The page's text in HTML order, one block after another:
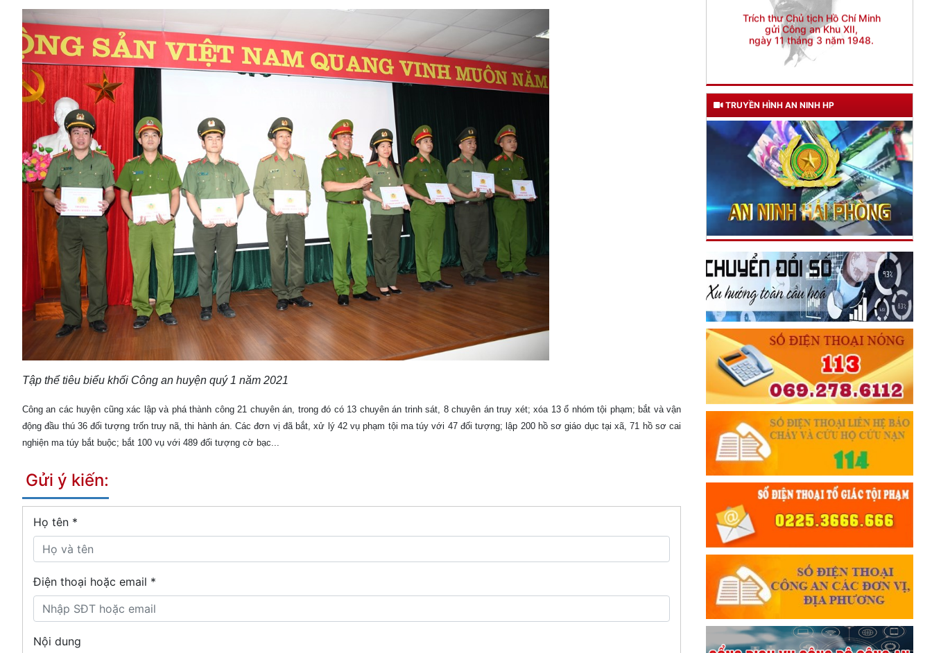
Tập thể tiêu biểu khối Công an huyện quý 1 năm 2021
Công an các huyện cũng xác lập và phá thành công 21 chuyên án, trong đó có 13 chuyên án trinh sát, 8 chuyên án truy xét; xóa 13 ổ nhóm tội phạm; bắt và vận
động đầu thú 36 đối tượng trốn truy nã, thi hành án. Các đơn vị đã bắt, xử lý 42 vụ phạm tội ma túy với 47 đối tượng; lập 200 hồ sơ giáo dục tại xã, 71 hồ sơ cai
nghiện ma túy bắt buộc; bắt 100 vụ với 489 đối tượng cờ bạc...
Gửi ý kiến:
Họ tên *
Điện thoại hoặc email *
Nội dung
TRUYỀN HÌNH AN NINH HP